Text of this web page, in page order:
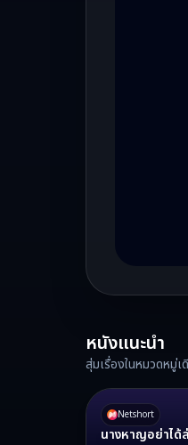
หนังแนะนำ
สุ่มเรื่องในหมวดหมู่เ
Netshort
นางหาญอย่าได้